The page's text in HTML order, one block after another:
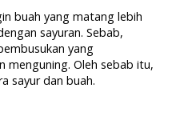
buah yang matang lebih
sayuran. Sebab,
yang
menguning. Oleh sebab itu,
sayur dan buah.